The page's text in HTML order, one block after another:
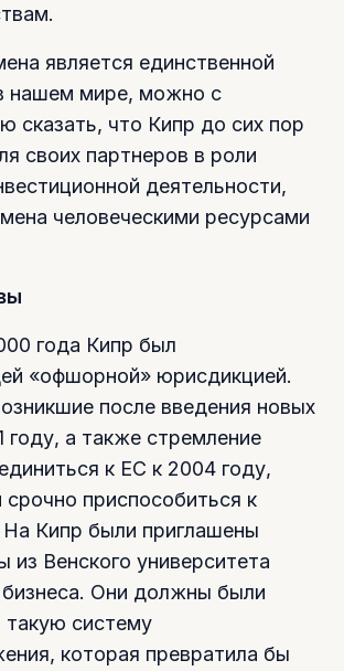
является единственной
нашем мире, можно с
сказать, что Кипр до сих пор
своих партнеров в роли
деятельности,
человеческими ресурсами
года Кипр был
«офшорной» юрисдикцией.
после введения новых
году, а также стремление
к ЕС к 2004 году,
срочно приспособиться к
Кипр были приглашены
из Венского университета
Они должны были
такую систему
которая превратила бы